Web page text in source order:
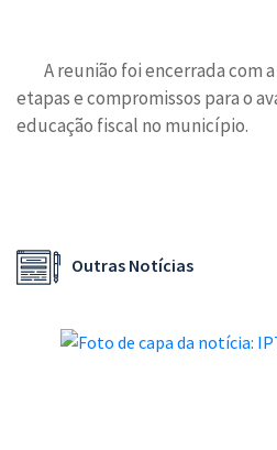
A reunião foi encerrada com
etapas e compromissos para o
educação fiscal no município.
Outras Notícias